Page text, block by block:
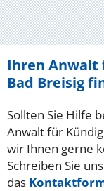
Ihren Anwalt
Bad Breisig
Sollten Sie Hilfe
Anwalt für
wir Ihnen gerne
Schreiben Sie
das